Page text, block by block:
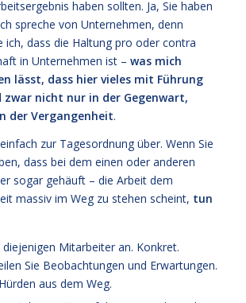
haben sollten. Ja, Sie haben
spreche von Unternehmen, denn
ich, dass die Haltung pro oder contra
in Unternehmen ist – was mich
lässt, dass hier vieles mit Führung
nicht nur in der Gegenwart,
der Vergangenheit.
zur Tagesordnung über. Wenn Sie
dass bei dem einen oder anderen
sogar gehäuft – die Arbeit dem
massiv im Weg zu stehen scheint, tun
diejenigen Mitarbeiter an. Konkret.
Sie Beobachtungen und Erwartungen.
aus dem Weg.